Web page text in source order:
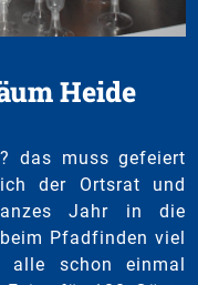
Heide
das muss gefeiert
der Ortsrat und
Jahr in die
Pfadfinden viel
alle schon einmal